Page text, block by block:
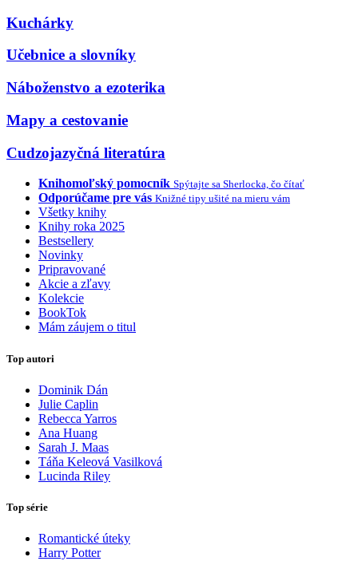
Kuchárky
Učebnice a slovníky
Náboženstvo a ezoterika
Mapy a cestovanie
Cudzojazyčná literatúra
Knihomoľský pomocník Spýtajte sa Sherlocka, čo čítať
Odporúčame pre vás Knižné tipy ušité na mieru vám
Všetky knihy
Knihy roka 2025
Bestsellery
Novinky
Pripravované
Akcie a zľavy
Kolekcie
BookTok
Mám záujem o titul
Top autori
Dominik Dán
Julie Caplin
Rebecca Yarros
Ana Huang
Sarah J. Maas
Táňa Keleová Vasilková
Lucinda Riley
Top série
Romantické úteky
Harry Potter